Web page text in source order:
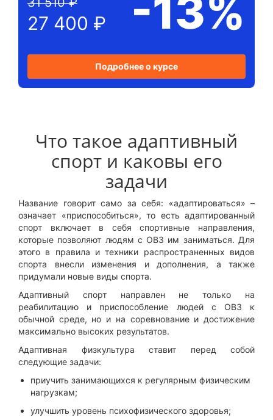
27 400 ₽ -13%
Подробнее о курсе
Что такое адаптивный
спорт и каковы его
задачи
Название говорит само за себя: «адаптироваться» –
означает «приспособиться», то есть адаптированный
спорт включает в себя спортивные направления,
которые позволяют людям с ОВЗ им заниматься. Для
этого в правила и техники распространенных видов
спорта внесли изменения и дополнения, а также
придумали новые виды спорта.
Адаптивный спорт направлен не только на
реабилитацию и приспособление людей с ОВЗ к
обычной среде, но и на соревнование и достижение
максимально высоких результатов.
Адаптивная физкультура ставит перед собой
следующие задачи:
приучить занимающихся к регулярным физическим
нагрузкам;
улучшить уровень психофизического здоровья;